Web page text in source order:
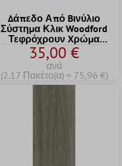
Δάπεδο Από Bινύλιο
Σύστημα Κλικ Woodford
Τεφρόχρουν Xρώμα
17,2x121cm
35,00 €
ανά
(2.17 Πακέτο(α) = 75,96 €)